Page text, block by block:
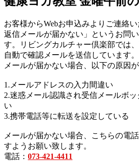
お客様からWebお申込みよりご連絡
返信メールが届かない」というお問
す。リビングカルチャー倶楽部では
自動で確認メールを送信しています。
メールが届かない場合、以下の原因
1.メールアドレスの入力間違い
2.迷惑メール認識され受信メールボ
い
3.携帯電話等に転送を設定している
メールが届かない場合、こちらの電
すようお願い致します。
電話： 073-421-4411